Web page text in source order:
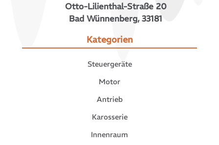
Otto-Lilienthal-Straße 20
Bad Wünnenberg, 33181
Kategorien
Steuergeräte
Motor
Antrieb
Karosserie
Innenraum